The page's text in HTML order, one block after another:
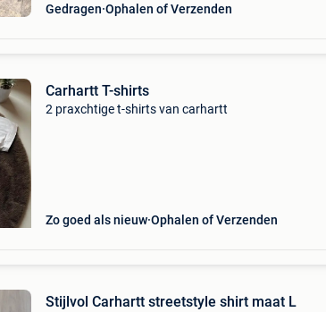
Gedragen Ophalen of Verzenden
Carhartt T-shirts
2 praxchtige t-shirts van carhartt
Zo goed als nieuw Ophalen of Verzenden
Stijlvol Carhartt streetstyle shirt maat L